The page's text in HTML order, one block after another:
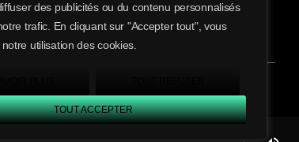
des publicités ou du contenu personnalisés
trafic. En cliquant sur "Accepter tout", vous
utilisation des cookies.
TOUT ACCEPTER
share
email
Ici l’Ombre – mardi 28 juillet